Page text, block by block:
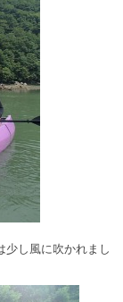
少し風に吹かれまし